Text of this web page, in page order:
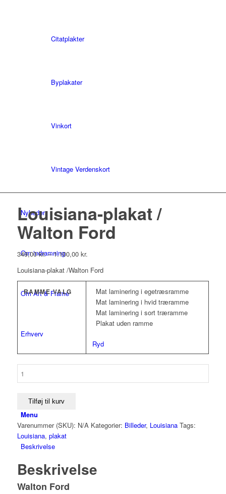
Citatplakter
Byplakater
Vinkort
Vintage Verdenskort
Nyheder
Om indramning
Om Art & Frame
Erhverv
Kontakt
Menu
Louisiana-plakat /
Walton Ford
349,00kr.–1.100,00 kr.
Louisiana-plakat /Walton Ford
RAMME VALG
Mat laminering i egetræsramme
Mat laminering i hvid træramme
Mat laminering i sort træramme
Plakat uden ramme
Ryd
Walton
Ford
antal
Tilføj til kurv
Varenummer (SKU): N/A Kategorier: Billeder, Louisiana Tags:
Louisiana, plakat
Beskrivelse
Beskrivelse
Walton Ford